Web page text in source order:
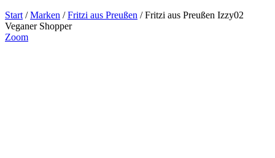
Start /Marken /Fritzi aus Preußen / Fritzi aus Preußen Izzy02
Veganer Shopper
Zoom